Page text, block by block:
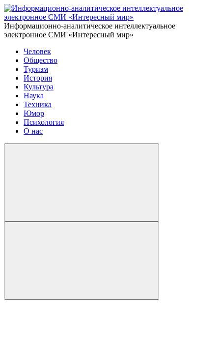
Информационно-аналитическое интеллектуальное
электронное СМИ «Интересный мир»
Человек
Общество
Туризм
История
Культура
Наука
Техника
Юмор
Психология
О нас